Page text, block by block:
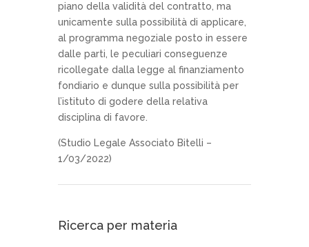
piano della validità del contratto, ma
unicamente sulla possibilità di applicare,
al programma negoziale posto in essere
dalle parti, le peculiari conseguenze
ricollegate dalla legge al finanziamento
fondiario e dunque sulla possibilità per
l’istituto di godere della relativa
disciplina di favore.
(Studio Legale Associato Bitelli –
1/03/2022)
Ricerca per materia